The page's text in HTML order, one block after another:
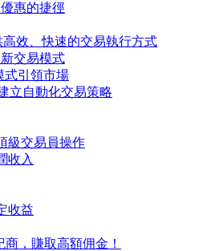
惠的捷徑
效、快速的交易執行方式
交易模式
式引領市場
立自動化交易策略
級交易員操作
收入
收益
商，賺取高額佣金！